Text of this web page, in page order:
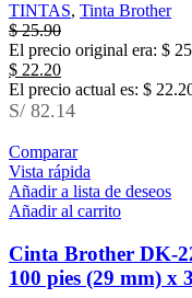
TINTAS, Tinta Brother
$25.90
El precio original era: $
$ 22.20
El precio actual es: $
S/ 82.14
Comparar
Vista rápida
Añadir a lista de deseos
Añadir al carrito
Cinta Brother DK-
100 pies (29 mm) x